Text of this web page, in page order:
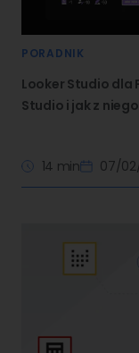
PORADNIK
Looker Studio dla
Studio i jak z
14 min 07/